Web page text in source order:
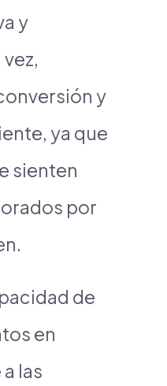
y
y
ya que
sienten
por
de
en
las